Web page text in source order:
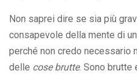
Non saprei dire se sia più
consapevole della mente di
perché non credo necessario
delle cose brutte. Sono brutte